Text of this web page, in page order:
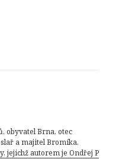
obyvatel Brna, otec
a majitel Bromíka.
jejichž autorem je Ondřej